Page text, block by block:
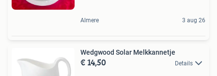
Almere 3 aug 26
Wedgwood Solar Melkkannetje
€ 14,50 Details